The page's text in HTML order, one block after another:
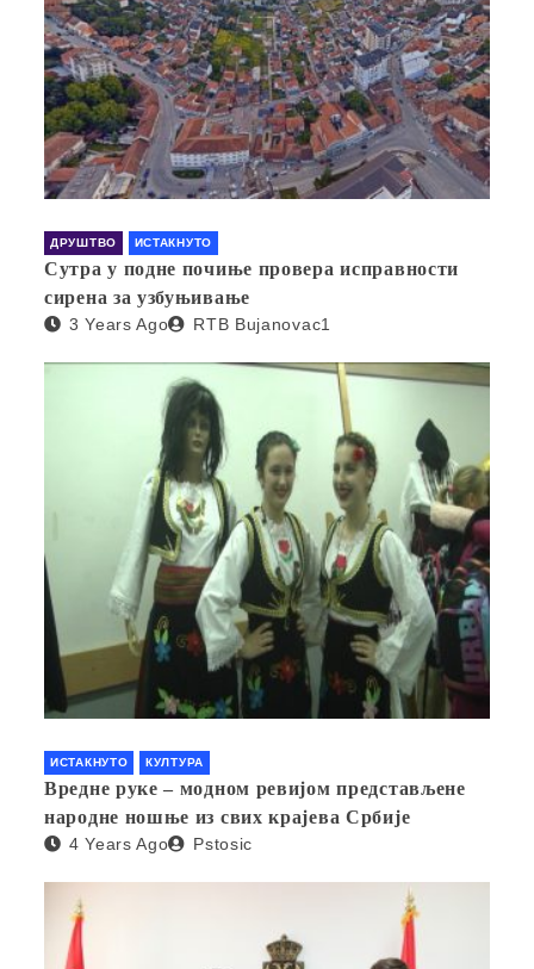
ДРУШТВО ИСТАКНУТО
Сутра у подне почиње провера исправности
сирена за узбуњивање
3 Years Ago RTB Bujanovac1
ИСТАКНУТО КУЛТУРА
Вредне руке – модном ревијом представљене
народне ношње из свих крајева Србије
4 Years Ago Pstosic